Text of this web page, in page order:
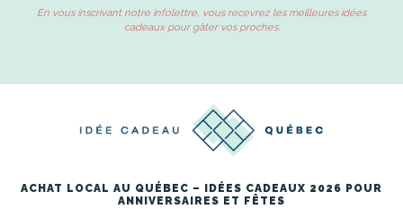
En vous inscrivant notre infolettre, vous recevrez les meilleures idées
cadeaux pour gâter vos proches.
ACHAT LOCAL AU QUÉBEC – IDÉES CADEAUX 2026 POUR
ANNIVERSAIRES ET FÊTES